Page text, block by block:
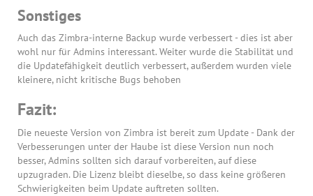
Sonstiges
Auch das Zimbra-interne Backup wurde verbessert - dies ist aber
wohl nur für Admins interessant. Weiter wurde die Stabilität und
die Updatefähigkeit deutlich verbessert, außerdem wurden viele
kleinere, nicht kritische Bugs behoben
Fazit:
Die neueste Version von Zimbra ist bereit zum Update - Dank der
Verbesserungen unter der Haube ist diese Version nun noch
besser, Admins sollten sich darauf vorbereiten, auf diese
upzugraden. Die Lizenz bleibt dieselbe, so dass keine größeren
Schwierigkeiten beim Update auftreten sollten.